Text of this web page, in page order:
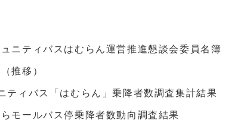
ニティバスはむらん運営推進懇談会委員名簿
推移）
ティバス「はむらん」乗降者数調査集計結果
モールバス停乗降者数動向調査結果